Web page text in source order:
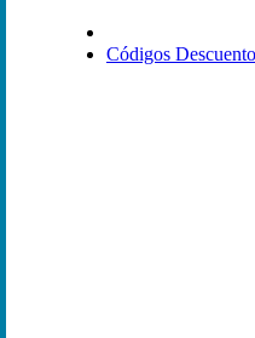
Códigos Descuento